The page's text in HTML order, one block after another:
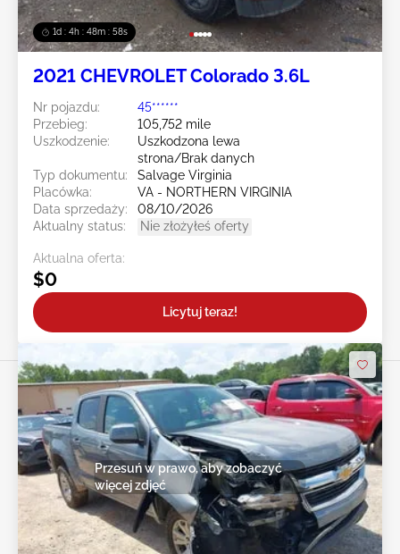
1d : 4h : 48m : 55s
2021 CHEVROLET Colorado 3.6L
Nr pojazdu:
45******
Przebieg:
105,752 mile
Uszkodzenie:
Uszkodzona lewa
strona/Brak danych
Typ dokumentu:
Salvage Virginia
Placówka:
VA - NORTHERN VIRGINIA
Data sprzedaży:
08/10/2026
Aktualny status:
Nie złożyłeś oferty
Aktualna oferta:
$0
Licytuj teraz!
Przesuń w prawo, aby zobaczyć
więcej zdjęć